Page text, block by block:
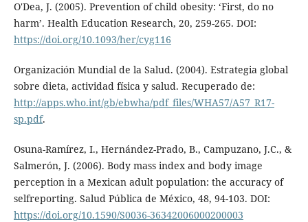
O'Dea, J. (2005). Prevention of child obesity: ‘First, do no
harm’. Health Education Research, 20, 259-265. DOI:
https://doi.org/10.1093/her/cyg116
Organización Mundial de la Salud. (2004). Estrategia global
sobre dieta, actividad física y salud. Recuperado de:
http://apps.who.int/gb/ebwha/pdf_files/WHA57/A57_R17-
sp.pdf.
Osuna-Ramírez, I., Hernández-Prado, B., Campuzano, J.C., &
Salmerón, J. (2006). Body mass index and body image
perception in a Mexican adult population: the accuracy of
selfreporting. Salud Pública de México, 48, 94-103. DOI:
https://doi.org/10.1590/S0036-36342006000200003